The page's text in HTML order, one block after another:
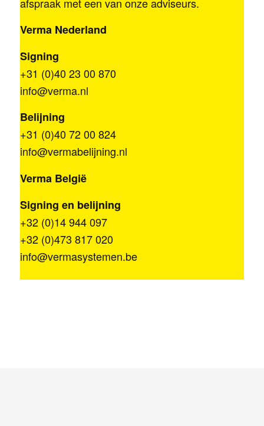
Verma Nederland
Signing
+31 (0)40 23 00 870
info@verma.nl
Belijning
+31 (0)40 72 00 824
info@vermabelijning.nl
Verma België
Signing en belijning
+32 (0)14 944 097
+32 (0)473 817 020
info@vermasystemen.be